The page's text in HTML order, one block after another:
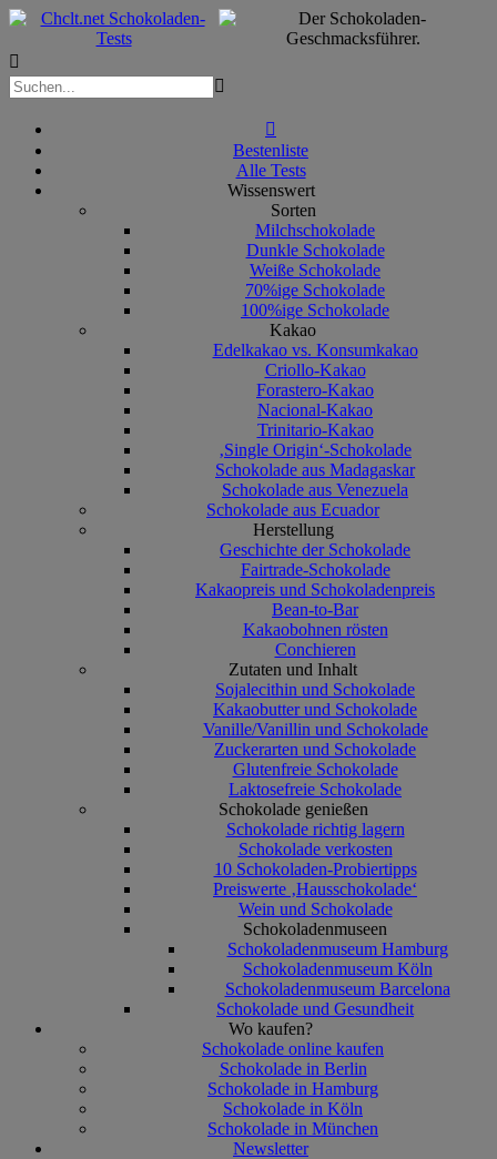



Bestenliste
Alle Tests
Wissenswert
Sorten
Milchschokolade
Dunkle Schokolade
Weiße Schokolade
70%ige Schokolade
100%ige Schokolade
Kakao
Edelkakao vs. Konsumkakao
Criollo-Kakao
Forastero-Kakao
Nacional-Kakao
Trinitario-Kakao
‚Single Origin‘-Schokolade
Schokolade aus Madagaskar
Schokolade aus Venezuela
Schokolade aus Ecuador
Herstellung
Geschichte der Schokolade
Fairtrade-Schokolade
Kakaopreis und Schokoladenpreis
Bean-to-Bar
Kakaobohnen rösten
Conchieren
Zutaten und Inhalt
Sojalecithin und Schokolade
Kakaobutter und Schokolade
Vanille/Vanillin und Schokolade
Zuckerarten und Schokolade
Glutenfreie Schokolade
Laktosefreie Schokolade
Schokolade genießen
Schokolade richtig lagern
Schokolade verkosten
10 Schokoladen-Probiertipps
Preiswerte ‚Hausschokolade‘
Wein und Schokolade
Schokoladenmuseen
Schokoladenmuseum Hamburg
Schokoladenmuseum Köln
Schokoladenmuseum Barcelona
Schokolade und Gesundheit
Wo kaufen?
Schokolade online kaufen
Schokolade in Berlin
Schokolade in Hamburg
Schokolade in Köln
Schokolade in München
Newsletter